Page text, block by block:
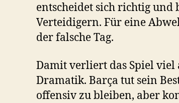
entscheidet sich richtig und
Verteidigern. Für eine
der falsche Tag.
Damit verliert das Spiel
Dramatik. Barça tut sein
offensiv zu bleiben, aber